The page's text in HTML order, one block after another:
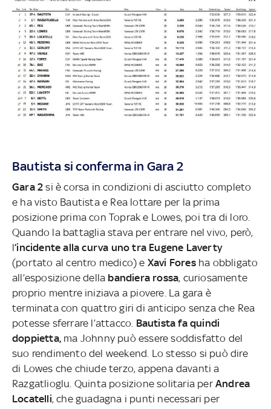
Bautista si conferma in Gara 2
Gara 2si è corsa in condizioni di asciutto completo
e ha visto Bautista e Rea lottare per la prima
posizione prima con Toprak e Lowes, poi tra di loro.
Quando la battaglia stava per entrare nel vivo, però,
l’incidente alla curva uno tra Eugene Laverty
(portato al centro medico) e Xavi Foresha obbligato
all’esposizione della bandiera rossa, curiosamente
proprio mentre iniziava a piovere. La gara è
terminata con quattro giri di anticipo senza che Rea
potesse sferrare l’attacco. Bautista fa quindi
doppietta, ma Johnny può essere soddisfatto del
suo rendimento del weekend. Lo stesso si può dire
di Lowes che chiude terzo, appena davanti a
Razgatlioglu. Quinta posizione solitaria per Andrea
Locatelli, che guadagna i punti necessari per